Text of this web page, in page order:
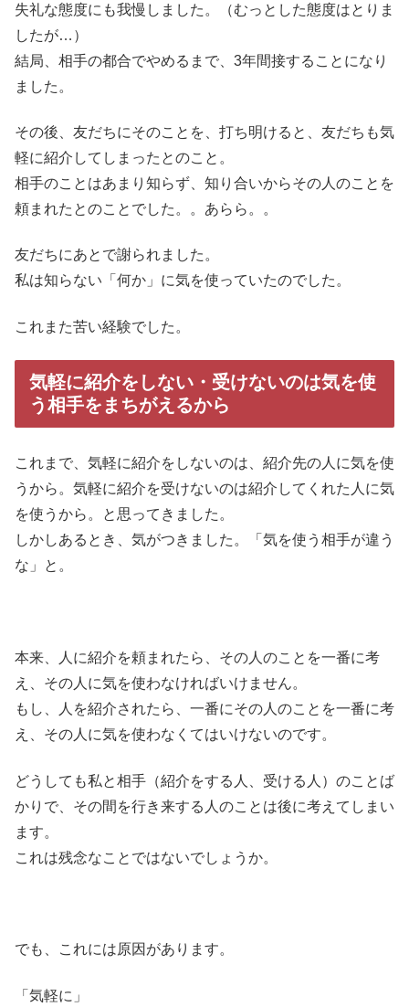
失礼な態度にも我慢しました。（むっとした態度はとりま
したが…）
結局、相手の都合でやめるまで、3年間接することになり
ました。
その後、友だちにそのことを、打ち明けると、友だちも気
軽に紹介してしまったとのこと。
相手のことはあまり知らず、知り合いからその人のことを
頼まれたとのことでした。。あらら。。
友だちにあとで謝られました。
私は知らない「何か」に気を使っていたのでした。
これまた苦い経験でした。
気軽に紹介をしない・受けないのは気を使
う相手をまちがえるから
これまで、気軽に紹介をしないのは、紹介先の人に気を使
うから。気軽に紹介を受けないのは紹介してくれた人に気
を使うから。と思ってきました。
しかしあるとき、気がつきました。「気を使う相手が違う
な」と。
本来、人に紹介を頼まれたら、その人のことを一番に考
え、その人に気を使わなければいけません。
もし、人を紹介されたら、一番にその人のことを一番に考
え、その人に気を使わなくてはいけないのです。
どうしても私と相手（紹介をする人、受ける人）のことば
かりで、その間を行き来する人のことは後に考えてしまい
ます。
これは残念なことではないでしょうか。
でも、これには原因があります。
「気軽に」